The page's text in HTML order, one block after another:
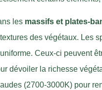
les massifs et plates-
des végétaux. Les
Ceux-ci peuvent
dévoiler la richesse
(2700-3000K) pour